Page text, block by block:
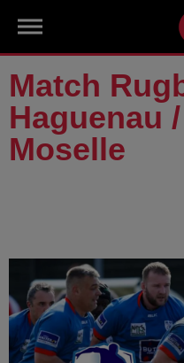
Match
Haguenau
Moselle